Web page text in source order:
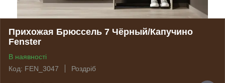
Прихожая Брюссель 7 Чёрный/Капучино
Fenster
В наявності
Код: FEN_3047
Роздріб